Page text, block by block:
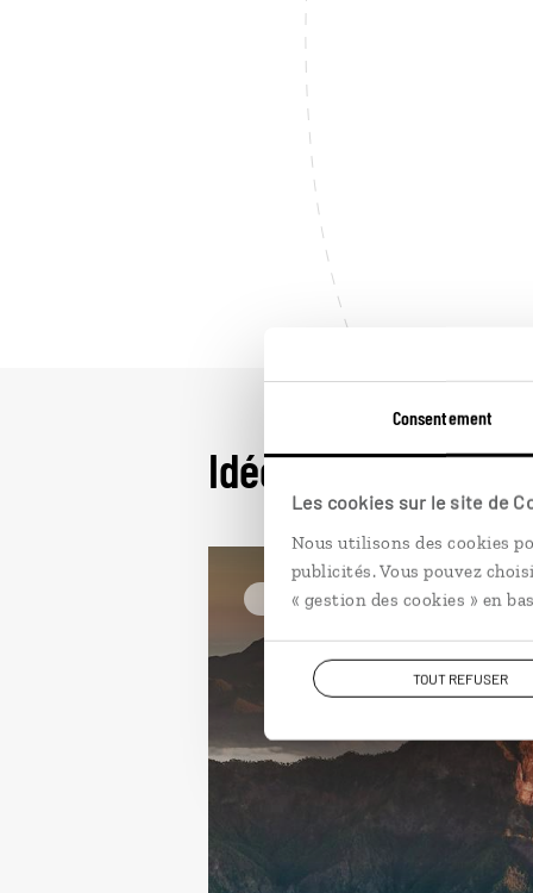
Consentement
Les cookies sur le site de
Nous utilisons des cookies
publicités. Vous pouvez
« gestion des cookies » en
TOUT REFUSER
Idées de voyage
Espagne